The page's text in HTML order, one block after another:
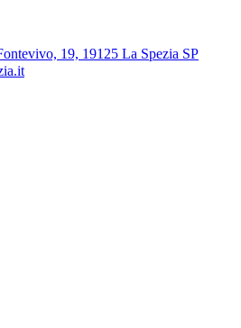
19, 19125 La Spezia SP